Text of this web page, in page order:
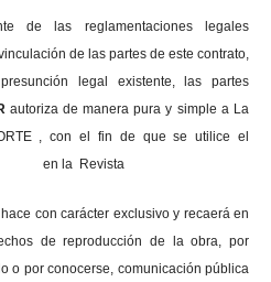
de las reglamentaciones legales
de las partes de este contrato,
legal existente, las partes
autoriza de manera pura y simple a La
, con el fin de que se utilice el
en la Revista
con carácter exclusivo y recaerá en
de reproducción de la obra, por
o por conocerse, comunicación pública